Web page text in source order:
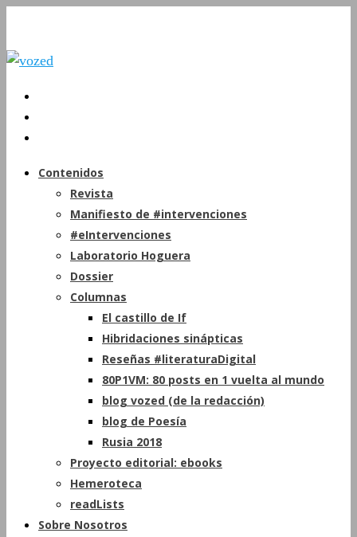
Contenidos
Revista
Manifiesto de #intervenciones
#eIntervenciones
Laboratorio Hoguera
Dossier
Columnas
El castillo de If
Hibridaciones sinápticas
Reseñas #literaturaDigital
80P1VM: 80 posts en 1 vuelta al mundo
blog vozed (de la redacción)
blog de Poesía
Rusia 2018
Proyecto editorial: ebooks
Hemeroteca
readLists
Sobre Nosotros